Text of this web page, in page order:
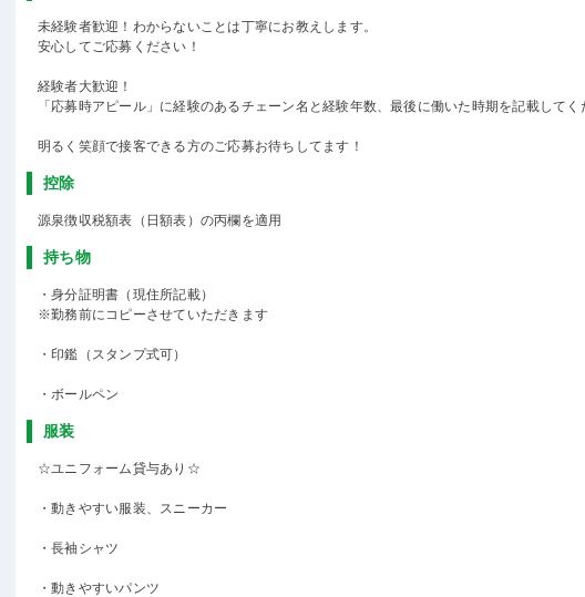
未経験者歓迎！わからないことは丁寧にお教えします。
安心してご応募ください！
経験者大歓迎！
「応募時アピール」に経験のあるチェーン名と経験年数、最後に働いた時期を記載してく
明るく笑顔で接客できる方のご応募お待ちしてます！
控除
源泉徴収税額表（日額表）の丙欄を適用
持ち物
・身分証明書（現住所記載）
※勤務前にコピーさせていただきます
・印鑑（スタンプ式可）
・ボールペン
服装
☆ユニフォーム貸与あり☆
・動きやすい服装、スニーカー
・長袖シャツ
・動きやすいパンツ